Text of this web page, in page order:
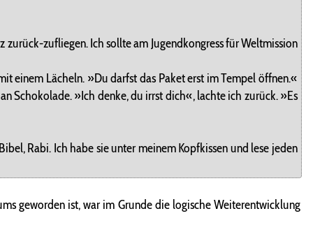
zufliegen. Ich sollte am Jugendkongress für Weltmission
einem Lächeln. »Du darfst das Paket erst im Tempel öffnen.«
Schokolade. »Ich denke, du irrst dich«, lachte ich zurück. »Es
Rabi. Ich habe sie unter meinem Kopfkissen und lese jeden
geworden ist, war im Grunde die logische Weiterentwicklung